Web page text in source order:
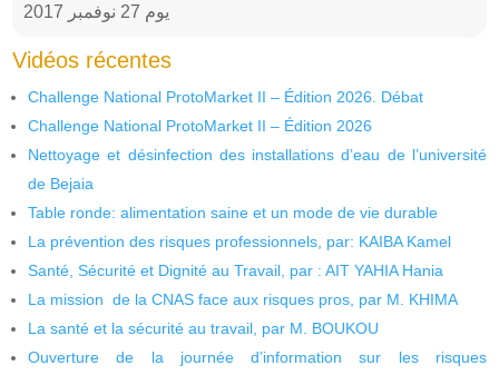
يوم 27 نوفمبر 2017
Vidéos récentes
Challenge National ProtoMarket II – Édition 2026. Débat
Challenge National ProtoMarket II – Édition 2026
Nettoyage et désinfection des installations d’eau de l’université
de Bejaia
Table ronde: alimentation saine et un mode de vie durable
La prévention des risques professionnels, par: KAIBA Kamel
Santé, Sécurité et Dignité au Travail, par : AIT YAHIA Hania
La mission de la CNAS face aux risques pros, par M. KHIMA
La santé et la sécurité au travail, par M. BOUKOU
Ouverture de la journée d’information sur les risques